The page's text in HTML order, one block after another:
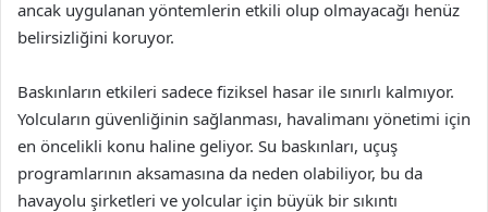
ancak uygulanan yöntemlerin etkili olup olmayacağı henüz
belirsizliğini koruyor.
Baskınların etkileri sadece fiziksel hasar ile sınırlı kalmıyor.
Yolcuların güvenliğinin sağlanması, havalimanı yönetimi için
en öncelikli konu haline geliyor. Su baskınları, uçuş
programlarının aksamasına da neden olabiliyor, bu da
havayolu şirketleri ve yolcular için büyük bir sıkıntı